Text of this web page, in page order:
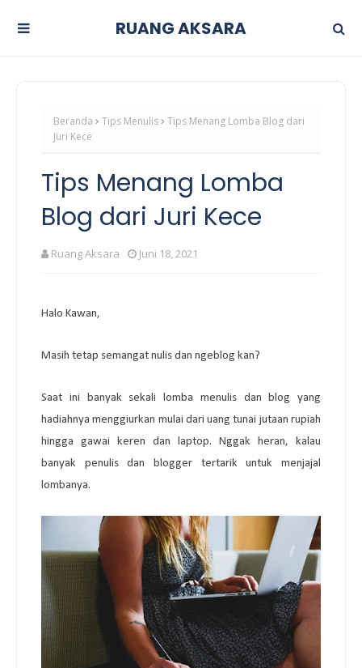
RUANG AKSARA
Beranda Tips Menulis
Tips Menang Lomba Blog dari
Juri Kece
Tips Menang Lomba
Blog dari Juri Kece
Ruang Aksara Juni 18, 2021
Halo Kawan,
Masih tetap semangat nulis dan ngeblog kan?
Saat ini banyak sekali lomba menulis dan blog yang
hadiahnya menggiurkan mulai dari uang tunai jutaan rupiah
hingga gawai keren dan laptop. Nggak heran, kalau
banyak penulis dan blogger tertarik untuk menjajal
lombanya.